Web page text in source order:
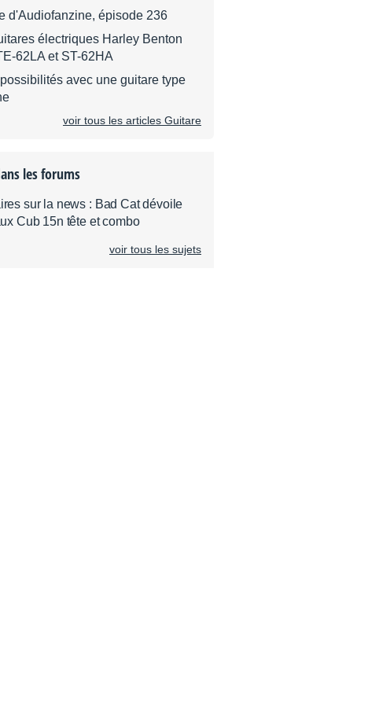
d'Audiofanzine, épisode 236
électriques Harley Benton
62LA et ST-62HA
avec une guitare type
voir tous les articles Guitare
les forums
sur la news : Bad Cat dévoile
Cub 15n tête et combo
voir tous les sujets